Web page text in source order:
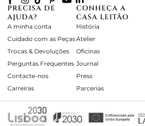
PRECISA DE
AJUDA?
A minha conta
Cuidado com as Peças
Trocas & Devoluções
Perguntas Frequentes
Contacte-nos
Carreiras
CONHEÇA A
CASA LEITÃO
História
Atelier
Oficinas
Journal
Press
Parcerias